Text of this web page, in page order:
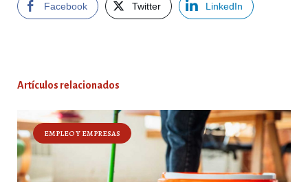
Facebook Twitter LinkedIn
Artículos relacionados
EMPLEO Y EMPRESAS